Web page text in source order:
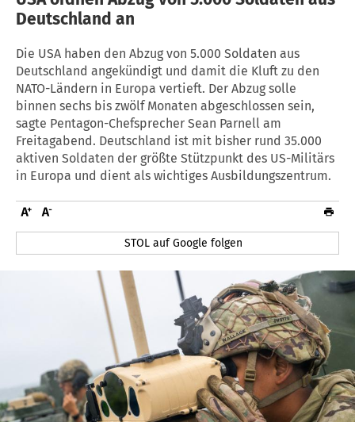
Deutschland an
Die USA haben den Abzug von 5.000 Soldaten aus
Deutschland angekündigt und damit die Kluft zu den
NATO-Ländern in Europa vertieft. Der Abzug solle
binnen sechs bis zwölf Monaten abgeschlossen sein,
sagte Pentagon-Chefsprecher Sean Parnell am
Freitagabend. Deutschland ist mit bisher rund 35.000
aktiven Soldaten der größte Stützpunkt des US-Militärs
in Europa und dient als wichtiges Ausbildungszentrum.
STOL auf Google folgen